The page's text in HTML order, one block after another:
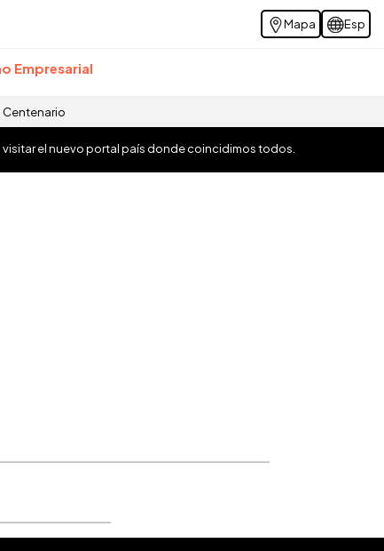
Mapa Esp
Empresarial
Centenario
visitar el nuevo portal país donde coincidimos todos.